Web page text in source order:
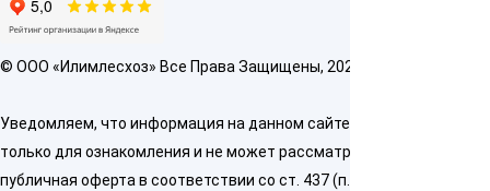
© OOO «Илимлесхоз» Все Права Защищены, 2026
Уведомляем, что информация на данном сайте предназначена
только для ознакомления и не может рассматриваться как
публичная оферта в соответствии со ст. 437 (п. 2) ГК РФ. Для